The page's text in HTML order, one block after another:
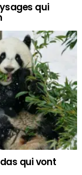
qui
qui vont